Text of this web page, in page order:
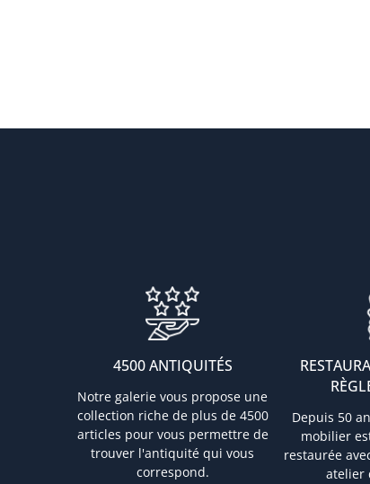
4500 ANTIQUITÉS
Notre galerie vous propose une
collection riche de plus de 4500
articles pour vous permettre de
trouver l'antiquité qui vous
correspond.
Depuis 50
mobilier
restaurée
atelier